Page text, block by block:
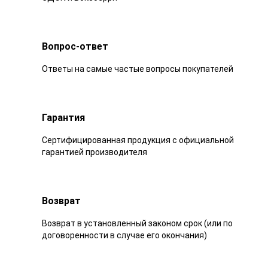
Вопрос-ответ
Ответы на самые частые вопросы покупателей
Гарантия
Сертифицированная продукция с официальной
гарантией производителя
Возврат
Возврат в установленный законом срок (или по
договоренности в случае его окончания)